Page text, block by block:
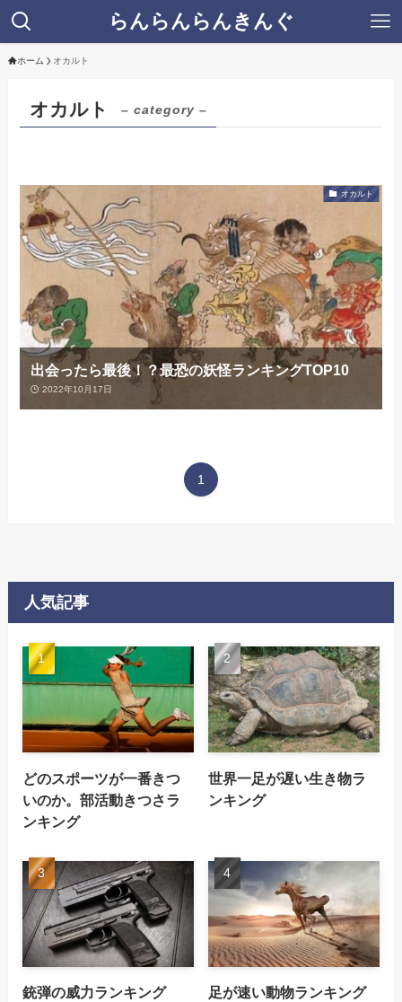
らんらんらんきんぐ
ホーム オカルト
オカルト – category –
オカルト
出会ったら最後！？最恐の妖怪ランキングTOP10
2022年10月17日
1
人気記事
どのスポーツが一番きつ
いのか。部活動きつさラ
ンキング
世界一足が遅い生き物ラ
ンキング
銃弾の威力ランキング
足が速い動物ランキング